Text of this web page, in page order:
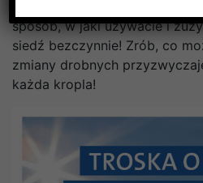
sposób, w jaki używacie i
siedź bezczynnie! Zrób, co
zmiany drobnych
każda kropla!